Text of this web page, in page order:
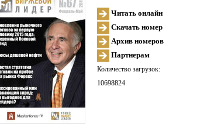
Читать онлайн
Скачать номер
Архив номеров
Партнерам
Количество загрузок:
10698824